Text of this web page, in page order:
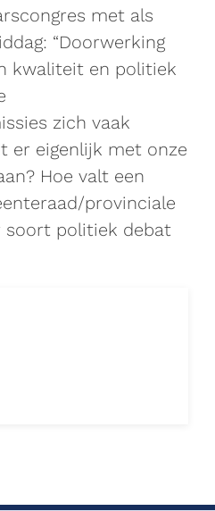
met als
“Doorwerking
kwaliteit en politiek
zich vaak
er eigenlijk met onze
Hoe valt een
provinciale
soort politiek debat